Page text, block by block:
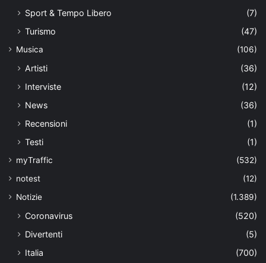
Sport & Tempo Libero
(7)
Turismo
(47)
Musica (106)
Artisti
(36)
Interviste
(12)
News
(36)
Recensioni
(1)
Testi
(1)
myTraffic
(532)
notest
(12)
Notizie
(1.389)
Coronavirus
(520)
Divertenti
(5)
Italia
(700)